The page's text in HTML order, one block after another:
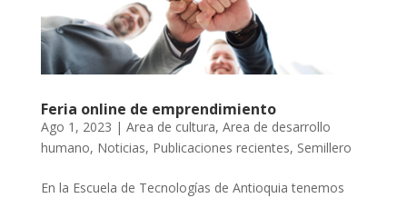
Feria online de emprendimiento
Ago 1, 2023 | Area de cultura, Area de desarrollo
humano, Noticias, Publicaciones recientes, Semillero
En la Escuela de Tecnologías de Antioquia tenemos